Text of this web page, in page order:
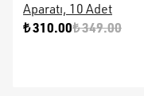
Aparatı, 10 Adet
₺ 310.00₺ 349.00